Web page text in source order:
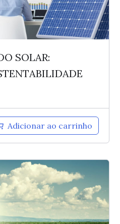
SOLAR:
Adicionar ao carrinho